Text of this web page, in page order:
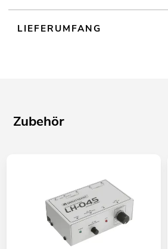
LIEFERUMFANG
Zubehör